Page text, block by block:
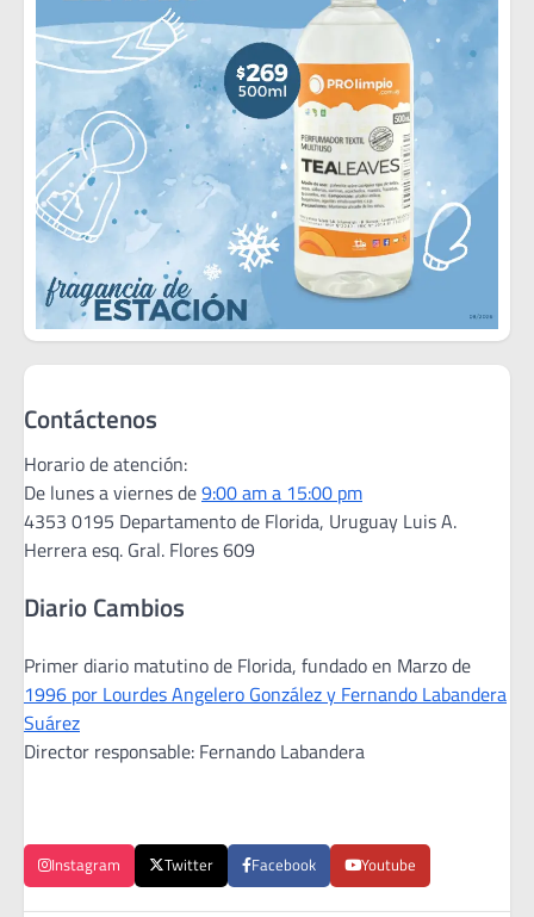
Contáctenos
Horario de atención:
De lunes a viernes de9:00 am a 15:00 pm
4353 0195 Departamento de Florida, Uruguay Luis A.
Herrera esq. Gral. Flores 609
Diario Cambios
Primer diario matutino de Florida, fundado en Marzo de
1996 por Lourdes Angelero González y Fernando Labandera
Suárez
Director responsable: Fernando Labandera
Instagram Twitter Facebook Youtube